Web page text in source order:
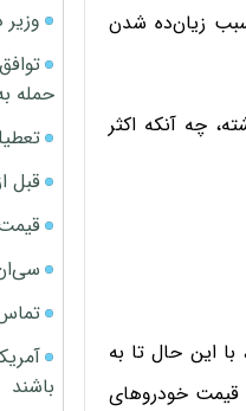
زیان‌ده شدن
چه آنکه اکثر
این حال تا به
در دوران وزارت رضا رحمانی طی سال ۹۷، قرار شد قیمت خودروهای
حمله
قبل
قیمت
باشند